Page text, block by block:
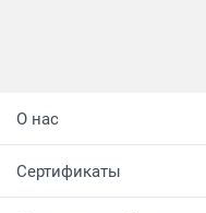
О нас
Сертификаты